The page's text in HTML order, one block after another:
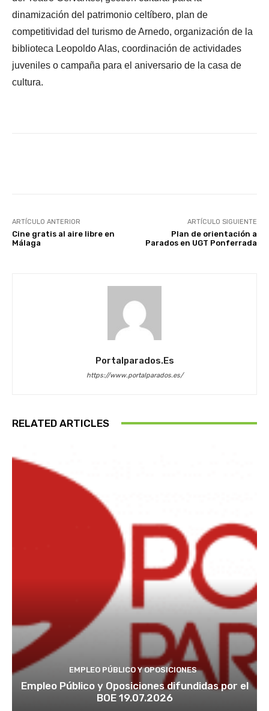
dinamización del patrimonio celtíbero, plan de
competitividad del turismo de Arnedo, organización de la
biblioteca Leopoldo Alas, coordinación de actividades
juveniles o campaña para el aniversario de la casa de
cultura.
ARTÍCULO ANTERIOR
Cine gratis al aire libre en
Málaga
ARTÍCULO SIGUIENTE
Plan de orientación a
Parados en UGT Ponferrada
Portalparados.es
https://www.portalparados.es/
RELATED ARTICLES
EMPLEO PÚBLICO Y OPOSICIONES
Empleo Público y Oposiciones difundidas por el
BOE 19.07.2026